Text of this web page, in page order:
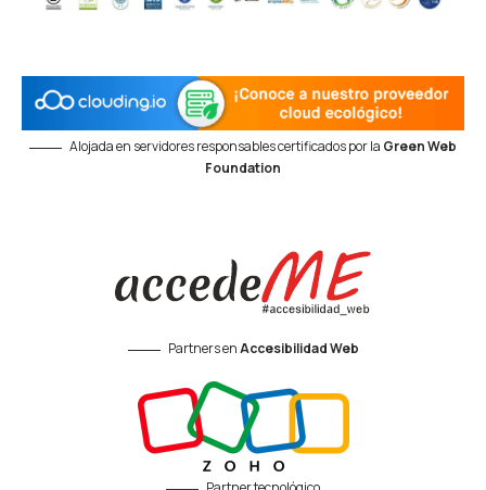
Alojada en servidores responsables certificados por la Green Web
Foundation
Partners enAccesibilidad Web